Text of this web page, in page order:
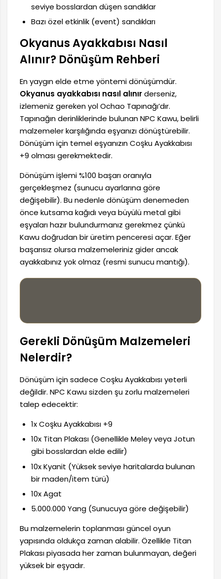
seviye bosslardan düşen sandıklar
Bazı özel etkinlik (event) sandıkları
Okyanus Ayakkabısı Nasıl
Alınır? Dönüşüm Rehberi
En yaygın elde etme yöntemi dönüşümdür.
Okyanus ayakkabısı nasıl alınırderseniz,
izlemeniz gereken yol Ochao Tapınağı’dır.
Tapınağın derinliklerinde bulunan NPC Kawu, belirli
malzemeler karşılığında eşyanızı dönüştürebilir.
Dönüşüm için temel eşyanızın Coşku Ayakkabısı
+9 olması gerekmektedir.
Dönüşüm işlemi %100 başarı oranıyla
gerçekleşmez (sunucu ayarlarına göre
değişebilir). Bu nedenle dönüşüm denemeden
önce kutsama kağıdı veya büyülü metal gibi
eşyaları hazır bulundurmanız gerekmez çünkü
Kawu doğrudan bir üretim penceresi açar. Eğer
başarısız olursa malzemeleriniz gider ancak
ayakkabınız yok olmaz (resmi sunucu mantığı).
Gerekli Dönüşüm Malzemeleri
Nelerdir?
Dönüşüm için sadece Coşku Ayakkabısı yeterli
değildir. NPC Kawu sizden şu zorlu malzemeleri
talep edecektir:
1x Coşku Ayakkabısı +9
10x Titan Plakası (Genellikle Meley veya Jotun
gibi bosslardan elde edilir)
10x Kyanit (Yüksek seviye haritalarda bulunan
bir maden/item türü)
10x Agat
5.000.000 Yang (Sunucuya göre değişebilir)
Bu malzemelerin toplanması güncel oyun
yapısında oldukça zaman alabilir. Özellikle Titan
Plakası piyasada her zaman bulunmayan, değeri
yüksek bir eşyadır.